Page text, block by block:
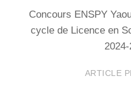
Concours ENSPY
cycle de Licence en
ARTICLE